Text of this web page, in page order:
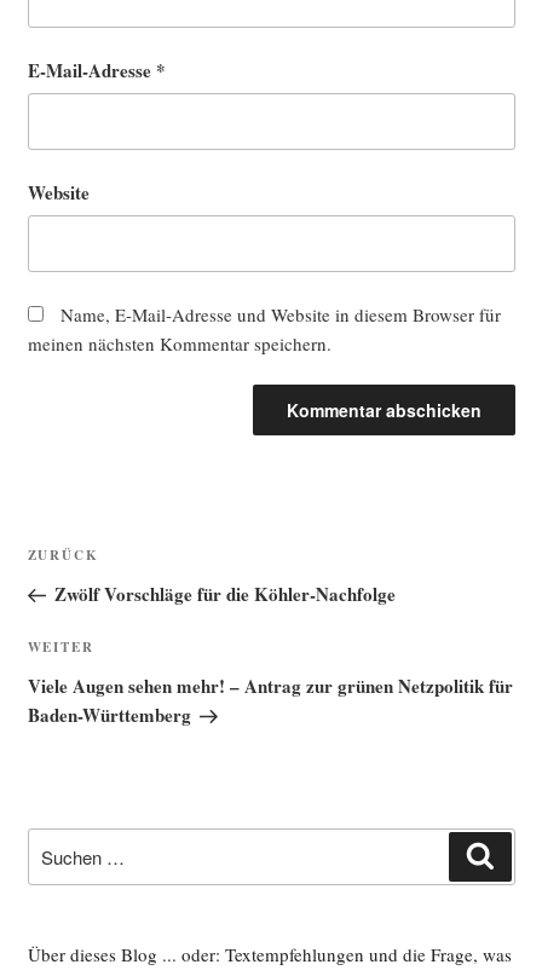
E-Mail-Adresse *
Website
Name, E-Mail-Adresse und Website in diesem Browser für
meinen nächsten Kommentar speichern.
Beitragsnavigation
Vorheriger
Beitrag
ZURÜCK
Zwölf Vorschläge für die Köhler-Nachfolge
Nächster
Beitrag
WEITER
Viele Augen sehen mehr! – Antrag zur grünen Netzpolitik für
Baden-Württemberg
nach:
Über dieses Blog ... oder: Textempfehlungen und die Frage, was